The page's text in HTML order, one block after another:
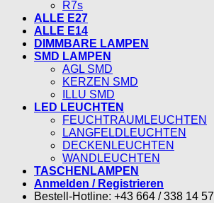
R7s
ALLE E27
ALLE E14
DIMMBARE LAMPEN
SMD LAMPEN
AGL SMD
KERZEN SMD
ILLU SMD
LED LEUCHTEN
FEUCHTRAUMLEUCHTEN
LANGFELDLEUCHTEN
DECKENLEUCHTEN
WANDLEUCHTEN
TASCHENLAMPEN
Anmelden / Registrieren
Bestell-Hotline: +43 664 / 338 14 57